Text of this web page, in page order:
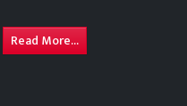
Read More...